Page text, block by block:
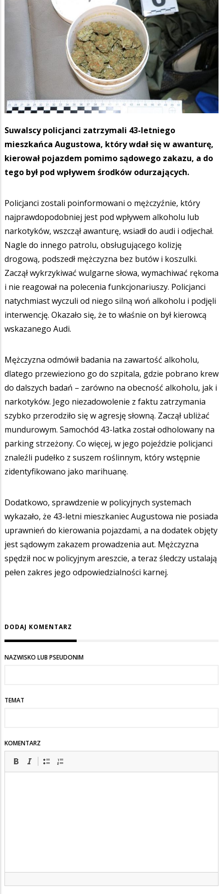
Suwalscy policjanci zatrzymali 43-letniego
mieszkańca Augustowa, który wdał się w awanturę,
kierował pojazdem pomimo sądowego zakazu, a do
tego był pod wpływem środków odurzających.
Policjanci zostali poinformowani o mężczyźnie, który
najprawdopodobniej jest pod wpływem alkoholu lub
narkotyków, wszczął awanturę, wsiadł do audi i odjechał.
Nagle do innego patrolu, obsługującego kolizję
drogową, podszedł mężczyzna bez butów i koszulki.
Zaczął wykrzykiwać wulgarne słowa, wymachiwać rękoma
i nie reagował na polecenia funkcjonariuszy. Policjanci
natychmiast wyczuli od niego silną woń alkoholu i podjęli
interwencję. Okazało się, że to właśnie on był kierowcą
wskazanego Audi.
Mężczyzna odmówił badania na zawartość alkoholu,
dlatego przewieziono go do szpitala, gdzie pobrano krew
do dalszych badań – zarówno na obecność alkoholu, jak i
narkotyków. Jego niezadowolenie z faktu zatrzymania
szybko przerodziło się w agresję słowną. Zaczął ubliżać
mundurowym. Samochód 43-latka został odholowany na
parking strzeżony. Co więcej, w jego pojeździe policjanci
znaleźli pudełko z suszem roślinnym, który wstępnie
zidentyfikowano jako marihuanę.
Dodatkowo, sprawdzenie w policyjnych systemach
wykazało, że 43-letni mieszkaniec Augustowa nie posiada
uprawnień do kierowania pojazdami, a na dodatek objęty
jest sądowym zakazem prowadzenia aut. Mężczyzna
spędził noc w policyjnym areszcie, a teraz śledczy ustalają
pełen zakres jego odpowiedzialności karnej.
DODAJ KOMENTARZ
NAZWISKO LUB PSEUDONIM
TEMAT
KOMENTARZ